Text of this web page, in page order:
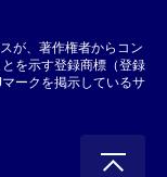
が、著作権者からコン
を示す登録商標（登録
ークを掲示しているサ